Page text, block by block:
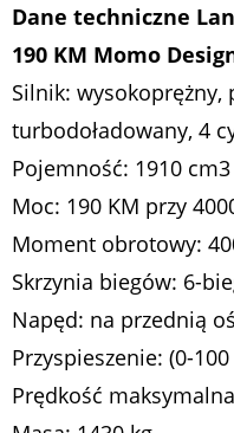
Dane techniczne
190 KM Momo
Silnik: wysokoprężny,
turbodoładowany, 4
Pojemność: 1910 cm3
Moc: 190 KM przy
Moment obrotowy:
Skrzynia biegów: 6-
Napęd: na przednią oś
Przyspieszenie: (0-
Prędkość